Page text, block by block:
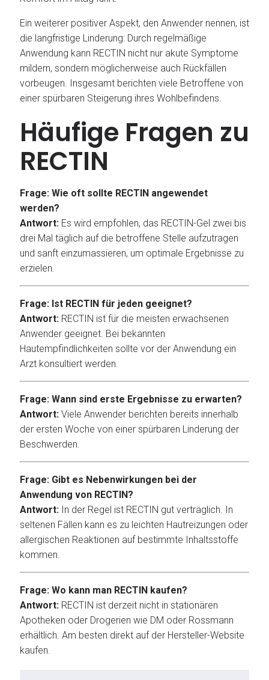
Ein weiterer positiver Aspekt, den Anwender nennen, ist
die langfristige Linderung: Durch regelmäßige
Anwendung kann RECTIN nicht nur akute Symptome
mildern, sondern möglicherweise auch Rückfällen
vorbeugen. Insgesamt berichten viele Betroffene von
einer spürbaren Steigerung ihres Wohlbefindens.
Häufige Fragen zu
RECTIN
Frage: Wie oft sollte RECTIN angewendet
werden?
Antwort: Es wird empfohlen, das RECTIN-Gel zwei bis
drei Mal täglich auf die betroffene Stelle aufzutragen
und sanft einzumassieren, um optimale Ergebnisse zu
erzielen.
Frage: Ist RECTIN für jeden geeignet?
Antwort: RECTIN ist für die meisten erwachsenen
Anwender geeignet. Bei bekannten
Hautempfindlichkeiten sollte vor der Anwendung ein
Arzt konsultiert werden.
Frage: Wann sind erste Ergebnisse zu erwarten?
Antwort: Viele Anwender berichten bereits innerhalb
der ersten Woche von einer spürbaren Linderung der
Beschwerden.
Frage: Gibt es Nebenwirkungen bei der
Anwendung von RECTIN?
Antwort: In der Regel ist RECTIN gut verträglich. In
seltenen Fällen kann es zu leichten Hautreizungen oder
allergischen Reaktionen auf bestimmte Inhaltsstoffe
kommen.
Frage: Wo kann man RECTIN kaufen?
Antwort: RECTIN ist derzeit nicht in stationären
Apotheken oder Drogerien wie DM oder Rossmann
erhältlich. Am besten direkt auf der Hersteller-Website
kaufen.